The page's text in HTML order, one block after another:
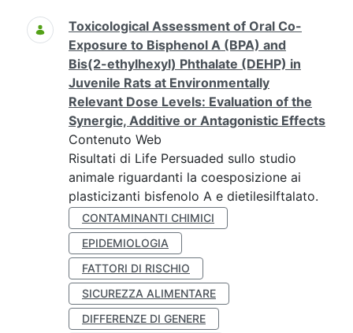
Ricerca
Toxicological Assessment of Oral Co-
Exposure to Bisphenol A (BPA) and
Bis(2-ethylhexyl) Phthalate (DEHP) in
Juvenile Rats at Environmentally
Relevant Dose Levels: Evaluation of the
Synergic, Additive or Antagonistic Effects
Contenuto Web
Risultati di Life Persuaded sullo studio
animale riguardanti la coesposizione ai
plasticizanti bisfenolo A e dietilesilftalato.
CONTAMINANTI CHIMICI
EPIDEMIOLOGIA
FATTORI DI RISCHIO
SICUREZZA ALIMENTARE
DIFFERENZE DI GENERE